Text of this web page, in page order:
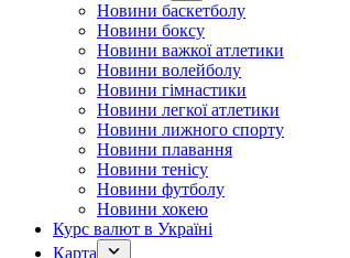
Новини баскетболу
Новини боксу
Новини важкої атлетики
Новини волейболу
Новини гімнастики
Новини легкої атлетики
Новини лижного спорту
Новини плавання
Новини тенісу
Новини футболу
Новини хокею
Курс валют в Україні
Карта